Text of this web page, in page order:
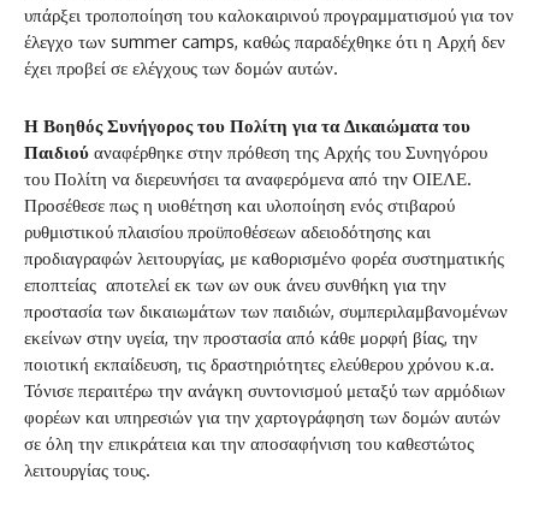
υπάρξει τροποποίηση του καλοκαιρινού προγραμματισμού για τον
έλεγχο των summer camps, καθώς παραδέχθηκε ότι η Αρχή δεν
έχει προβεί σε ελέγχους των δομών αυτών.
Η Βοηθός Συνήγορος του Πολίτη για τα Δικαιώματα του
Παιδιού αναφέρθηκε στην πρόθεση της Αρχής του Συνηγόρου
του Πολίτη να διερευνήσει τα αναφερόμενα από την ΟΙΕΛΕ.
Προσέθεσε πως η υιοθέτηση και υλοποίηση ενός στιβαρού
ρυθμιστικού πλαισίου προϋποθέσεων αδειοδότησης και
προδιαγραφών λειτουργίας, με καθορισμένο φορέα συστηματικής
εποπτείας αποτελεί εκ των ων ουκ άνευ συνθήκη για την
προστασία των δικαιωμάτων των παιδιών, συμπεριλαμβανομένων
εκείνων στην υγεία, την προστασία από κάθε μορφή βίας, την
ποιοτική εκπαίδευση, τις δραστηριότητες ελεύθερου χρόνου κ.α.
Τόνισε περαιτέρω την ανάγκη συντονισμού μεταξύ των αρμόδιων
φορέων και υπηρεσιών για την χαρτογράφηση των δομών αυτών
σε όλη την επικράτεια και την αποσαφήνιση του καθεστώτος
λειτουργίας τους.